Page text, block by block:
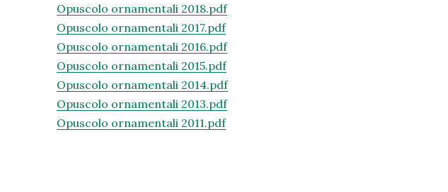
Opuscolo ornamentali 2018.pdf
Opuscolo ornamentali 2017.pdf
Opuscolo ornamentali 2016.pdf
Opuscolo ornamentali 2015.pdf
Opuscolo ornamentali 2014.pdf
Opuscolo ornamentali 2013.pdf
Opuscolo ornamentali 2011.pdf